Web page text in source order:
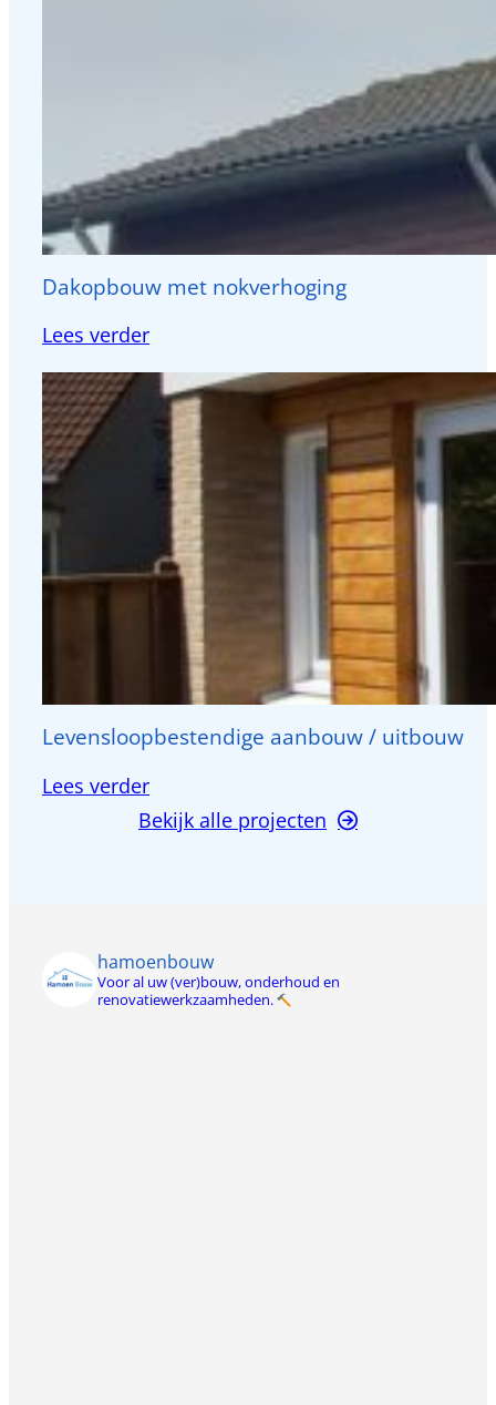
Dakopbouw met nokverhoging
Lees verder:
Dakopbouw
met
nokverhoging
Levensloopbestendige aanbouw / uitbouw
Lees verder:
Levensloopbestendige
Bekijk alle projecten
hamoenbouw
Voor al uw (ver)bouw, onderhoud en
renovatiewerkzaamheden.